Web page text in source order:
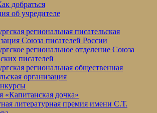
добраться
об учредителе
региональная писательская
Союза писателей России
региональное отделение Союза
писателей
региональная общественная
организация
«Капитанская дочка»
литературная премия имени С.Т.